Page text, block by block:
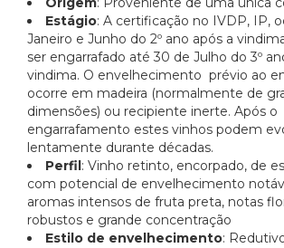
Estágio: A certificação no IVDP, IP,
Janeiro e Junho do 2º ano após a
ser engarrafado até 30 de Julho do 3º
vindima. O envelhecimento prévio ao
ocorre em madeira (normalmente de
dimensões) ou recipiente inerte. Após o
engarrafamento estes vinhos podem
lentamente durante décadas.
Perfil : Vinho retinto, encorpado, de
com potencial de envelhecimento
aromas intensos de fruta preta, notas
robustos e grande concentração
Estilo de envelhecimento: